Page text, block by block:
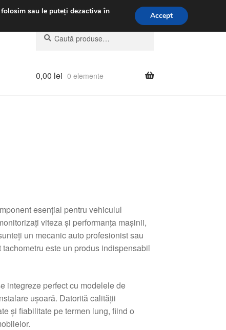
031 229 6816
Caută
după:
Caută
0,00 lei 0 elemente
esențial pentru vehiculul
viteza și performanța mașinii,
un mecanic auto profesionist sau
este un produs indispensabil
integreze perfect cu modelele de
ușoară. Datorită calității
și fiabilitate pe termen lung, fiind o
sau le puteți dezactiva în
Accept